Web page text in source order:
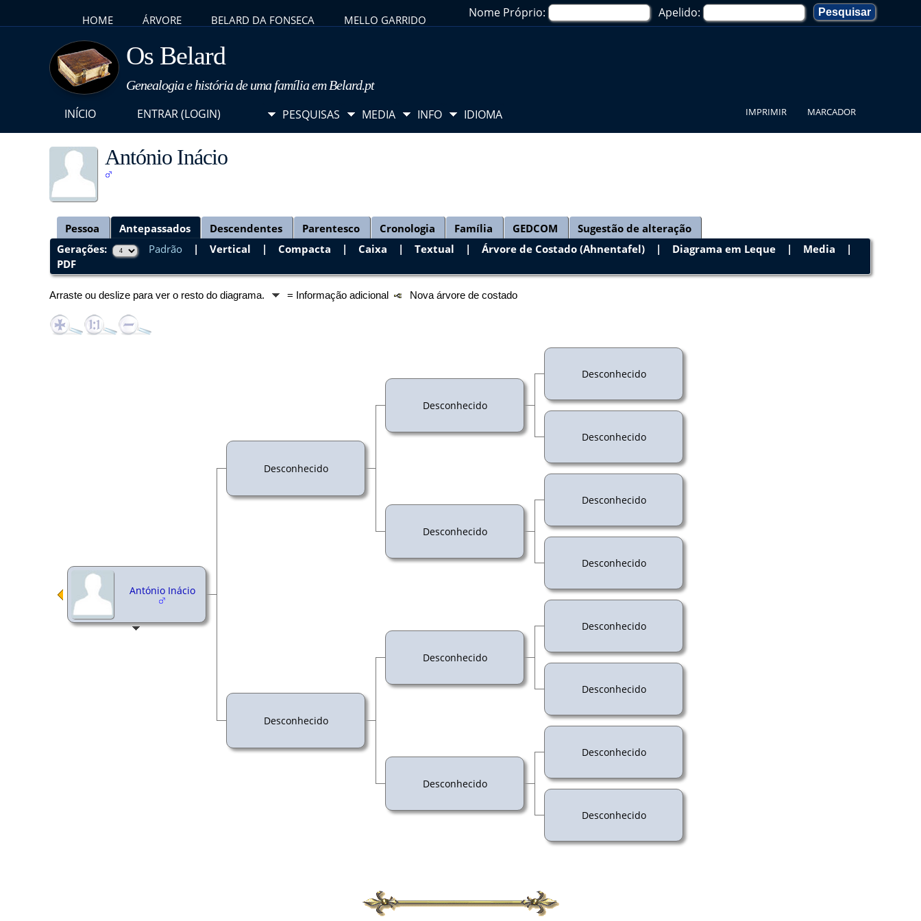
HOME ÁRVORE BELARD DA FONSECA MELLO GARRIDO
Nome Próprio: Apelido:
Os Belard
Genealogia e história de uma família em Belard.pt
INÍCIO
ENTRAR (LOGIN) PESQUISAS MEDIA INFO IDIOMA IMPRIMIR MARCADOR
António Inácio
Pessoa Antepassados Descendentes Parentesco Cronologia Família GEDCOM
Sugestão de alteração
Gerações:
Padrão |Vertical |Compacta |Caixa |Textual |Árvore de Costado (Ahnentafel) | Diagrama em Leque | Media |
PDF
Arraste ou deslize para ver o resto do diagrama. = Informação adicional Nova árvore de costado
António Inácio
Desconhecido
Desconhecido
Desconhecido
Desconhecido
Desconhecido
Desconhecido
Desconhecido
Desconhecido
Desconhecido
Desconhecido
Desconhecido
Desconhecido
Desconhecido
Desconhecido